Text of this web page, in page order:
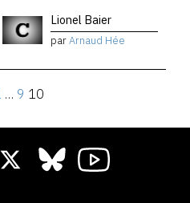
Lionel Baier
parArnaud Hée
… 9 10